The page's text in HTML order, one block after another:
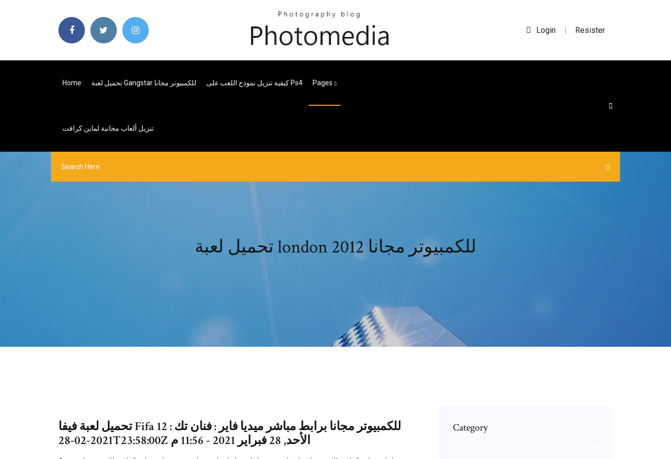
Login | Resister
Home تحميل لعبة Gangstar للكمبيوتر مجانا كيفية تنزيل نموذج اللعب على Ps4 Pages
تنزيل ألعاب مجانية لماين كرافت
تحميل لعبة london 2012 للكمبيوتر مجانا
تحميل لعبة فيفا Fifa 12 للكمبيوتر مجانا برابط مباشر ميديا فاير : فنان تك :
2021-02-28T23:58:00Z الأحد, 28 فبراير 2021 - 11:56 م
Category